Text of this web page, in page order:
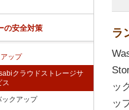
ラ
ッ
ッ
の安全対策
ップ
クラウドストレージサ
ス
ックアップ